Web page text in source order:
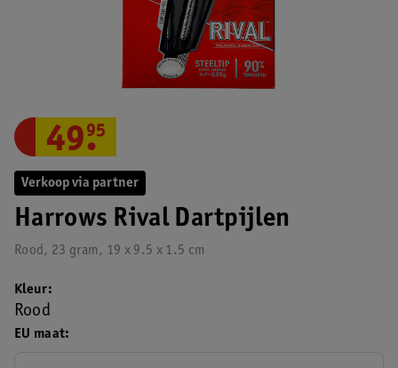
Verkoop via partner
Harrows Rival Dartpijlen
Rood, 23 gram, 19 x 9.5 x 1.5 cm
49.
95
EU maat
Kleur
Rood